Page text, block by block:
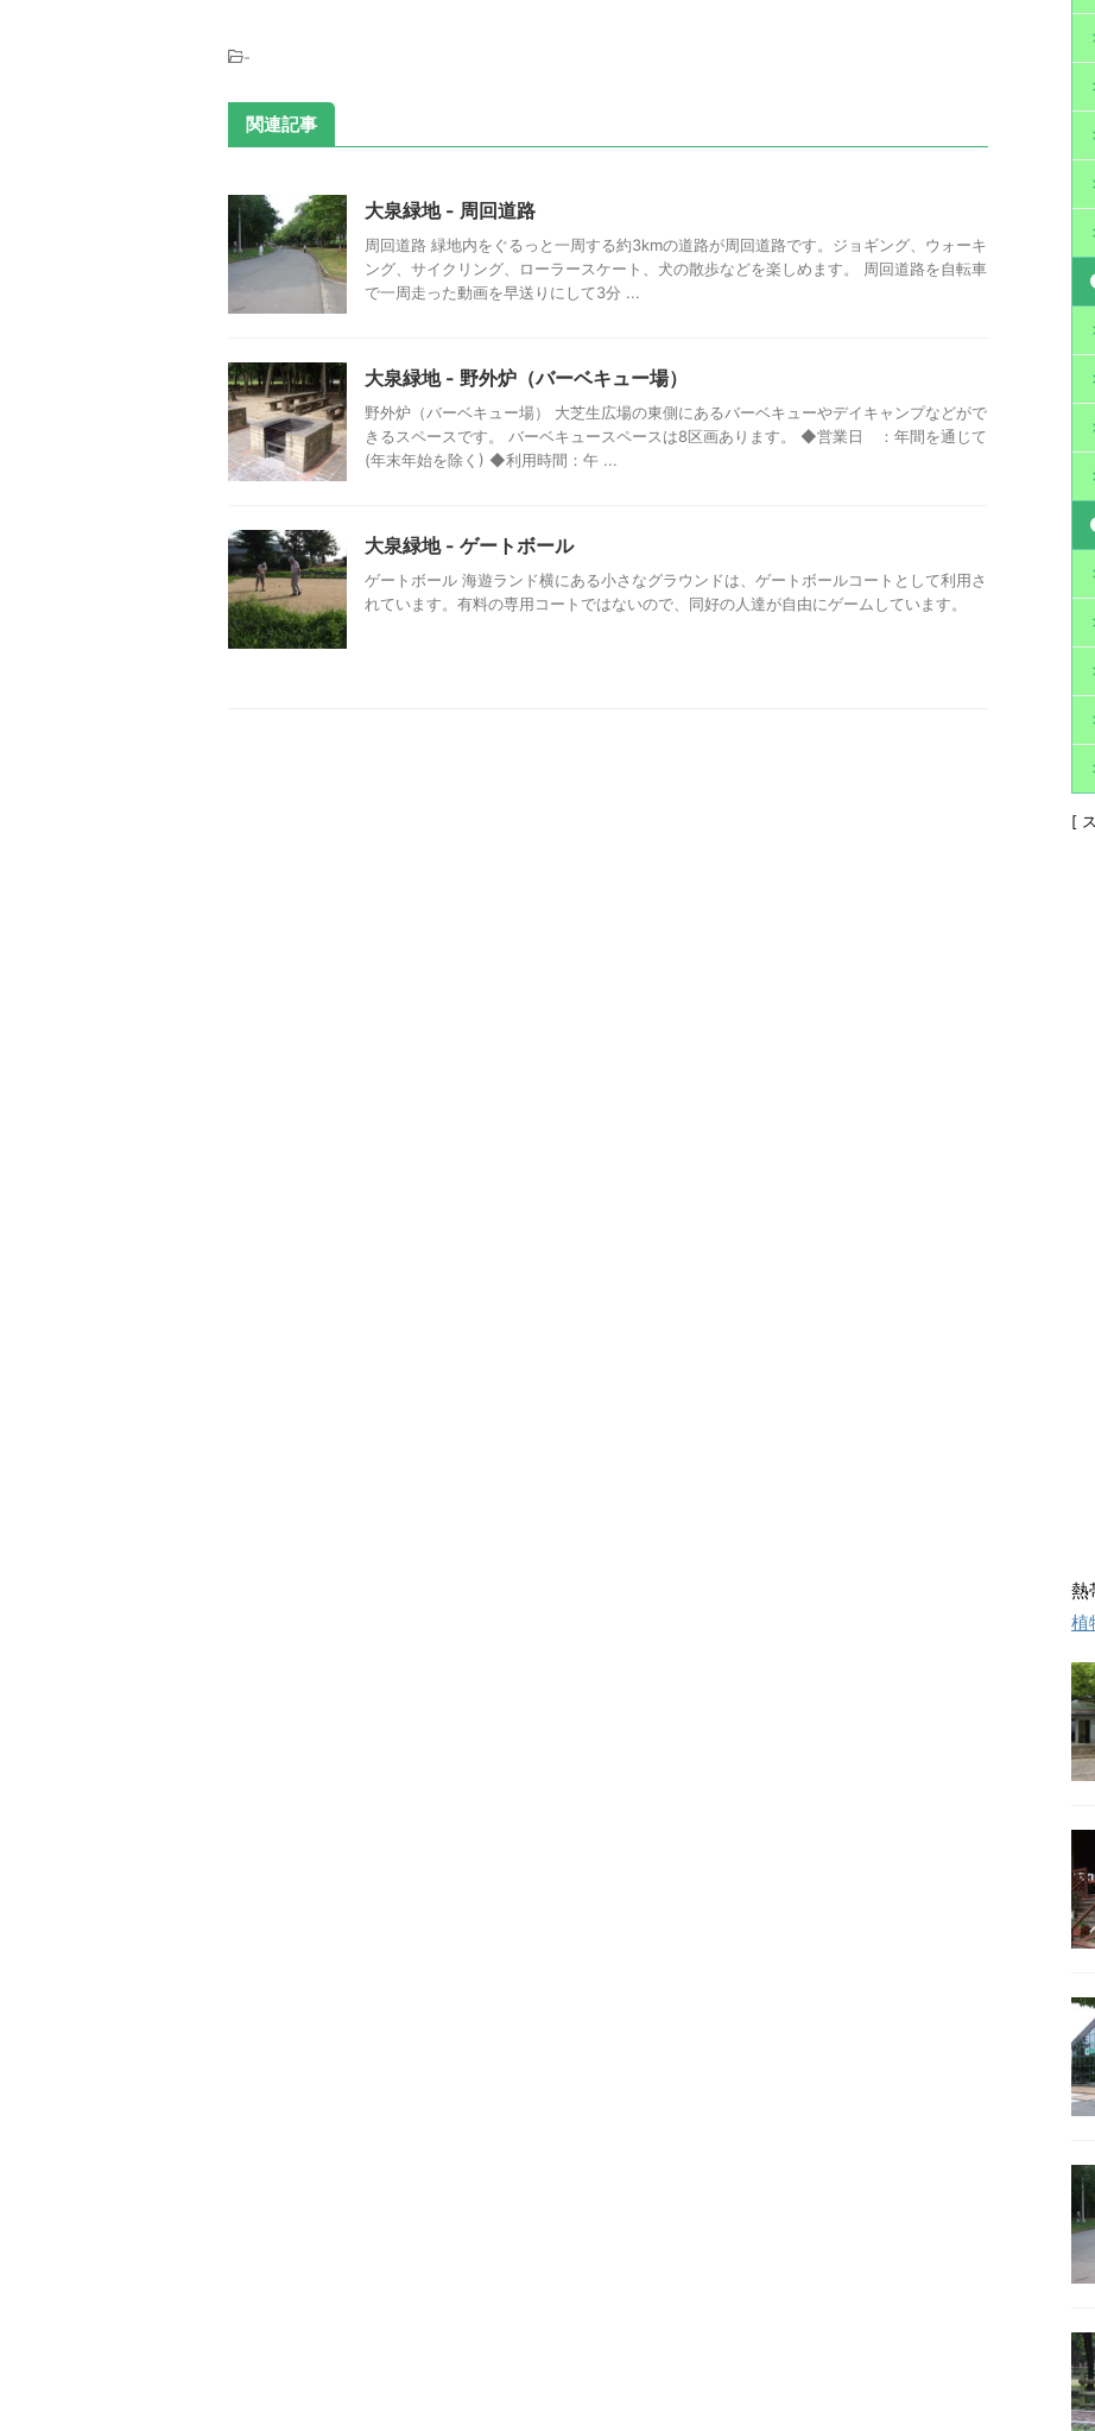
-
関連記事
大泉緑地 - 周回道路
周回道路 緑地内をぐるっと一周する約3kmの道路が周回道路です。ジョギング、ウォーキ
ング、サイクリング、ローラースケート、犬の散歩などを楽しめます。 周回道路を自転車
で一周走った動画を早送りにして3分 ...
大泉緑地 - 野外炉（バーベキュー場）
野外炉（バーベキュー場） 大芝生広場の東側にあるバーベキューやデイキャンプなどがで
きるスペースです。 バーベキュースペースは8区画あります。 ◆営業日 ：年間を通じて
(年末年始を除く) ◆利用時間：午 ...
大泉緑地 - ゲートボール
ゲートボール 海遊ランド横にある小さなグラウンドは、ゲートボールコートとして利用さ
れています。有料の専用コートではないので、同好の人達が自由にゲームしています。
[
熱
植